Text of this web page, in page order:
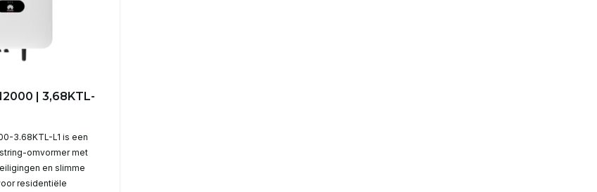
| 3,68KTL-
3.68KTL-L1 is een
omvormer met
en slimme
residentiële